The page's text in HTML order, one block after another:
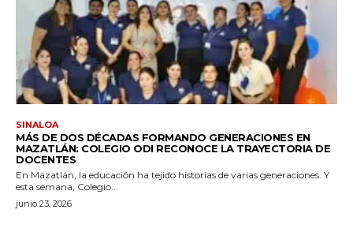
SINALOA
MÁS DE DOS DÉCADAS FORMANDO GENERACIONES EN
MAZATLÁN: COLEGIO ODI RECONOCE LA TRAYECTORIA DE
DOCENTES
En Mazatlán, la educación ha tejido historias de varias generaciones. Y
esta semana, Colegio...
junio 23, 2026